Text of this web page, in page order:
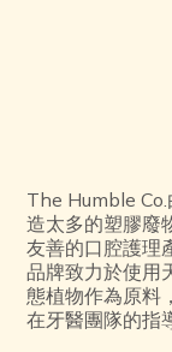
The Humble
造太多的塑膠廢
友善的口腔護理
品牌致力於使用
態植物作為原料
在牙醫團隊的指